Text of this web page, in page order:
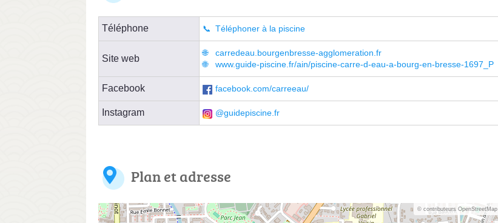
Téléphone Téléphoner à la piscine
Site web
carredeau.bourgenbresse-agglomeration.fr
www.guide-piscine.fr/ain/piscine-carre-d-eau-a-bourg-en-bresse-1697_P
Facebook facebook.com/carreeau/
Instagram @guidepiscine.fr
Plan et adresse
© contributeurs OpenStreetMap